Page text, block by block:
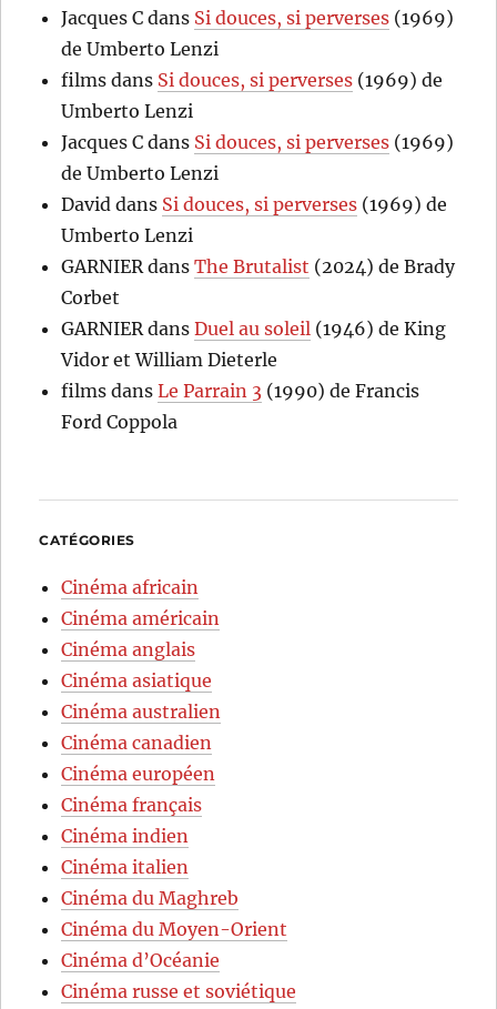
Jacques C dans Si douces, si perverses (1969)
de Umberto Lenzi
films dans Si douces, si perverses (1969) de
Umberto Lenzi
Jacques C dans Si douces, si perverses (1969)
de Umberto Lenzi
David dans Si douces, si perverses (1969) de
Umberto Lenzi
GARNIER dansThe Brutalist (2024) de Brady
Corbet
GARNIER dansDuel au soleil (1946) de King
Vidor et William Dieterle
films dansLe Parrain 3 (1990) de Francis
Ford Coppola
CATÉGORIES
Cinéma africain
Cinéma américain
Cinéma anglais
Cinéma asiatique
Cinéma australien
Cinéma canadien
Cinéma européen
Cinéma français
Cinéma indien
Cinéma italien
Cinéma du Maghreb
Cinéma du Moyen-Orient
Cinéma d’Océanie
Cinéma russe et soviétique